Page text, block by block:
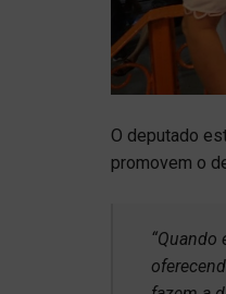
O deputado
promovem o